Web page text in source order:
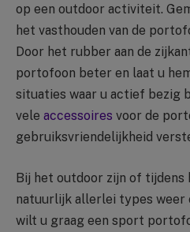
op een outdoor activiteit.
het vasthouden van de
Door het rubber aan de
portofoon beter en laat u
situaties waar u actief bezig
vele accessoires voor de
gebruiksvriendelijkheid
Bij het outdoor zijn of tijdens
natuurlijk allerlei types weer
wilt u graag een sport